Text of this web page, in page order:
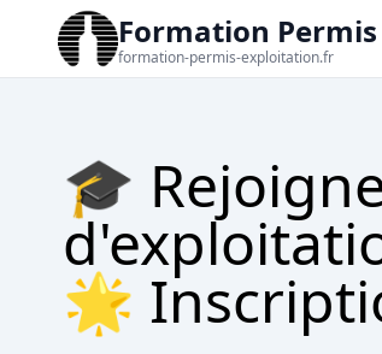
Formation
formation-permis-exploitation.fr
🎓
🌟